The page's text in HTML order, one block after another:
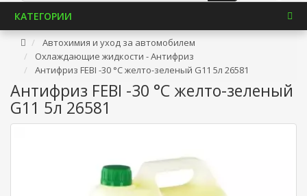
КАТЕГОРИИ
Автохимия и уход за автомобилем
Охлаждающие жидкости - Антифриз
Антифриз FEBI -30 °C желто-зеленый G11 5л 26581
Антифриз FEBI -30 °C желто-зеленый
G11 5л 26581